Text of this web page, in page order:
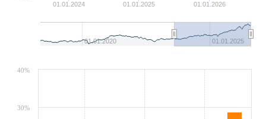
01.01.2024 01.01.2025 01.01.2026
01.01.2020 01.01.2025
30%
40%